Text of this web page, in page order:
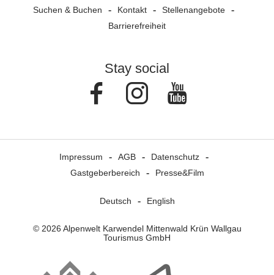
Suchen & Buchen Kontakt
Stellenangebote
Barrierefreiheit
Stay social
FacebookInstagram
Impressum AGB
Datenschutz
Gastgeberbereich
Presse&Film
Deutsch English
© 2026 Alpenwelt Karwendel Mittenwald Krün Wallgau
Tourismus GmbH